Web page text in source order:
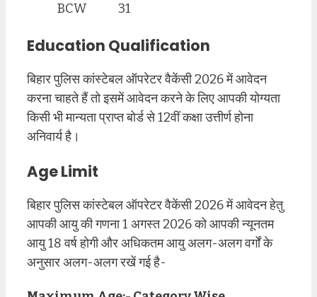
BCW
31
Education Qualification
बिहार पुलिस कांस्टेबल ऑपरेटर वैकेंसी 2026 में आवेदन
करना चाहते हैं तो इसमें आवेदन करने के लिए आपकी योग्यता
किसी भी मान्यता प्राप्त बोर्ड से 12वीं कक्षा उत्तीर्ण होना
अनिवार्य है।
Age Limit
बिहार पुलिस कांस्टेबल ऑपरेटर वैकेंसी 2026 में आवेदन हेतु
आपकी आयु की गणना 1 अगस्त 2026 को आपकी न्यूनतम
आयु 18 वर्ष होगी और अधिकतम आयु अलग-अलग वर्गों के
अनुसार अलग-अलग रखें गई है-